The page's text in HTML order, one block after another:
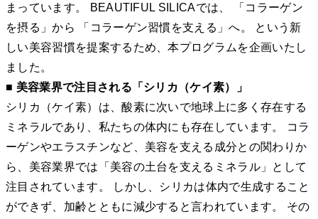
まっています。 BEAUTIFUL SILICAでは、 「コラーゲン
を摂る」から 「コラーゲン習慣を支える」へ。 という新
しい美容習慣を提案するため、本プログラムを企画いたし
ました。
■ 美容業界で注目される「シリカ（ケイ素）」
シリカ（ケイ素）は、酸素に次いで地球上に多く存在する
ミネラルであり、私たちの体内にも存在しています。 コラ
ーゲンやエラスチンなど、美容を支える成分との関わりか
ら、美容業界では「美容の土台を支えるミネラル」として
注目されています。 しかし、シリカは体内で生成すること
ができず、加齢とともに減少すると言われています。 その